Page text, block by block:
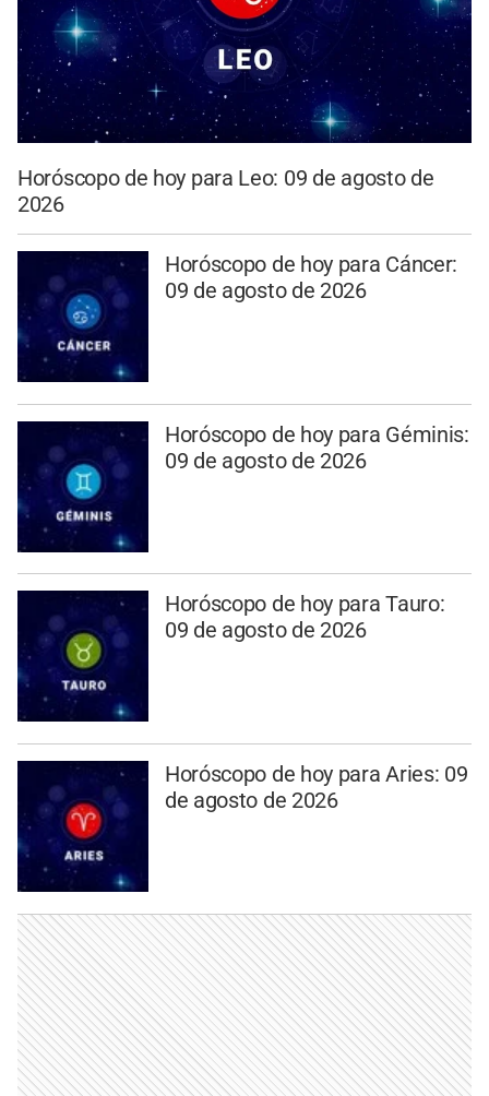
Horóscopo de hoy para Leo: 09 de agosto de
2026
Horóscopo de hoy para Cáncer:
09 de agosto de 2026
Horóscopo de hoy para Géminis:
09 de agosto de 2026
Horóscopo de hoy para Tauro:
09 de agosto de 2026
Horóscopo de hoy para Aries: 09
de agosto de 2026